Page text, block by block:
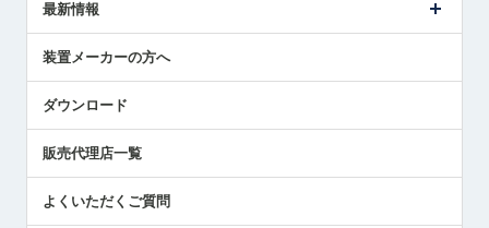
受賞履歴
採用情報
国/地域/言語
ツールセッタ製品
エアマイクロセンサ製品
最新情報
メトロールの技術
社員ブログ
中小企業のBCP地震対策
センサのテクニカルガイド
社長ブログ
装置メーカーの方へ
ダウンロード
販売代理店一覧
よくいただくご質問